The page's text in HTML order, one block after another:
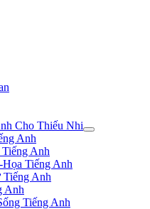
Cho Thiếu Nhi
Anh
Anh
Tiếng Anh
Anh
Anh
Tiếng Anh